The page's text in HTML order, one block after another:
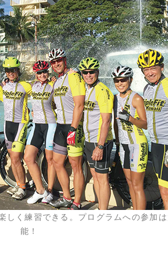
しく練習できる。プログラムへの参加
能！